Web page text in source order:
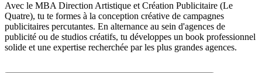
Avec le MBA Direction Artistique et Création Publicitaire (Le
Quatre), tu te formes à la conception créative de campagnes
publicitaires percutantes. En alternance au sein d'agences de
publicité ou de studios créatifs, tu développes un book professionnel
solide et une expertise recherchée par les plus grandes agences.